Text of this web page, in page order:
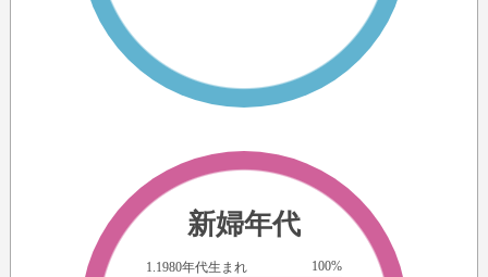
新婦年代
1.1980年代生まれ 100%